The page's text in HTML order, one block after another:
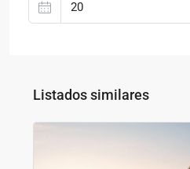
Listados similares